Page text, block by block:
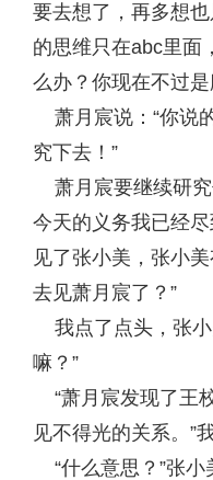
要去想了，再多想
的思维只在abc里面
么办？你现在不过
萧月宸说：“你说
究下去！”
萧月宸要继续研究
今天的义务我已经
见了张小美，张小
去见萧月宸了？”
我点了点头，张小
嘛？”
“萧月宸发现了王
见不得光的关系。”我
“什么意思？”张小